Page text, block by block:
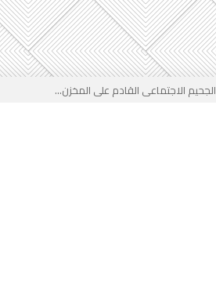
الجحيم الاجتماعي القادم على المخزن...